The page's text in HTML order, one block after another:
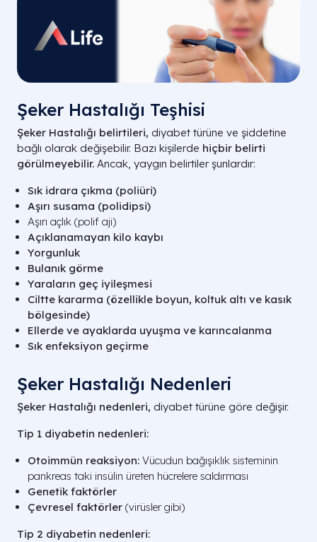
Şeker Hastalığı Teşhisi
Şeker Hastalığı belirtileri, diyabet türüne ve şiddetine
bağlı olarak değişebilir. Bazı kişilerde hiçbir belirti
görülmeyebilir. Ancak, yaygın belirtiler şunlardır:
Sık idrara çıkma (poliüri)
Aşırı susama (polidipsi)
Aşırı açlık (polif aji)
Açıklanamayan kilo kaybı
Yorgunluk
Bulanık görme
Yaraların geç iyileşmesi
Ciltte kararma (özellikle boyun, koltuk altı ve kasık
bölgesinde)
Ellerde ve ayaklarda uyuşma ve karıncalanma
Sık enfeksiyon geçirme
Şeker Hastalığı Nedenleri
Şeker Hastalığı nedenleri, diyabet türüne göre değişir.
Tip 1 diyabetin nedenleri:
Otoimmün reaksiyon: Vücudun bağışıklık sisteminin
pankreas taki insülin üreten hücrelere saldırması
Genetik faktörler
Çevresel faktörler (virüsler gibi)
Tip 2 diyabetin nedenleri: